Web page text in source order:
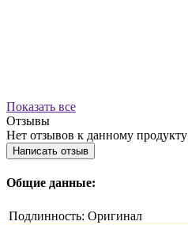
Показать все
Отзывы
Нет отзывов к данному продукту
Написать отзыв
Общие данные:
Подлинность: Оригинал